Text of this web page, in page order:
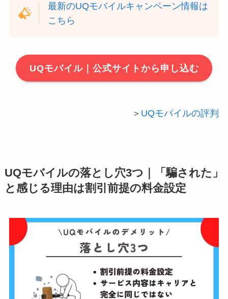
最新のUQモバイルキャンペーン情報は
こちら
UQモバイル｜公式サイトから申し込む
＞ UQモバイルの評判
UQモバイルの落とし穴3つ｜「騙された」
と感じる理由は割引前提の料金設定